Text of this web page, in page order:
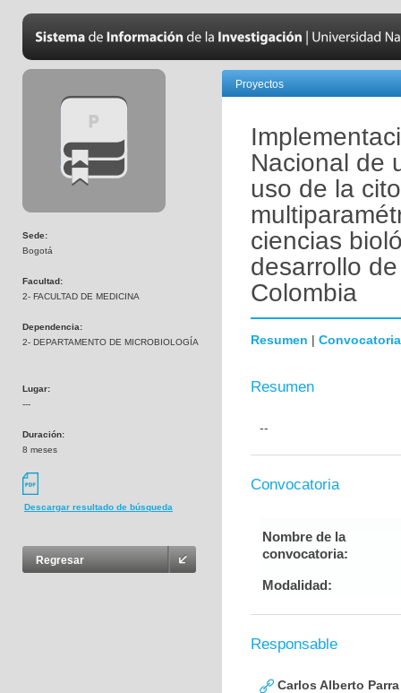
Sede:
Bogotá
Facultad:
2- FACULTAD DE MEDICINA
Dependencia:
2- DEPARTAMENTO DE MICROBIOLOGÍA
Lugar:
---
Duración:
8 meses
Descargar resultado de búsqueda
Regresar
Proyectos
Nacional de
uso de la
ciencias
desarrollo
Colombia
Resumen | Convocatoria
Resumen
--
Convocatoria
Nombre de la
convocatoria:
Modalidad:
Responsable
Carlos Alberto